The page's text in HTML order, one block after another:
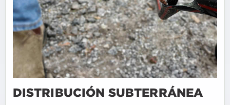
DISTRIBUCIÓN SUBTERRÁNEA